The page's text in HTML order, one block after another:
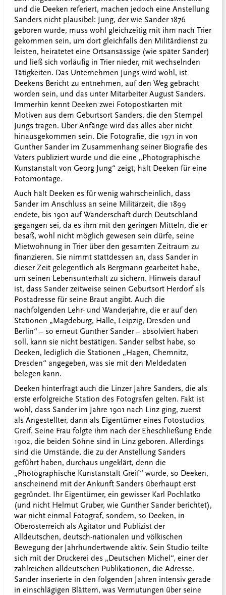
und die Deeken referiert, machen jedoch eine Anstellung
Sanders nicht plausibel: Jung, der wie Sander 1876
geboren wurde, muss wohl gleichzeitig mit ihm nach Trier
gekommen sein, um dort gleichfalls den Militärdienst zu
leisten, heiratetet eine Ortsansässige (wie später Sander)
und ließ sich vorläufig in Trier nieder, mit wechselnden
Tätigkeiten. Das Unternehmen Jungs wird wohl, ist
Deekens Bericht zu entnehmen, auf den Weg gebracht
worden sein, und das unter Mitarbeiter August Sanders.
Immerhin kennt Deeken zwei Fotopostkarten mit
Motiven aus dem Geburtsort Sanders, die den Stempel
Jungs tragen. Über Anfänge wird das alles aber nicht
hinausgekommen sein. Die Fotografie, die 1971 in von
Gunther Sander im Zusammenhang seiner Biografie des
Vaters publiziert wurde und die eine „Photographische
Kunstanstalt von Georg Jung“ zeigt, hält Deeken für eine
Fotomontage.
Auch hält Deeken es für wenig wahrscheinlich, dass
Sander im Anschluss an seine Militärzeit, die 1899
endete, bis 1901 auf Wanderschaft durch Deutschland
gegangen sei, da es ihm mit den geringen Mitteln, die er
besaß, wohl nicht möglich gewesen sein dürfe, seine
Mietwohnung in Trier über den gesamten Zeitraum zu
finanzieren. Sie nimmt stattdessen an, dass Sander in
dieser Zeit gelegentlich als Bergmann gearbeitet habe,
um seinen Lebensunterhalt zu sichern. Hinweis darauf
ist, dass Sander zeitweise seinen Geburtsort Herdorf als
Postadresse für seine Braut angibt. Auch die
nachfolgenden Lehr- und Wanderjahre, die er auf den
Stationen „Magdeburg, Halle, Leipzig, Dresden und
Berlin“ – so erneut Gunther Sander – absolviert haben
soll, kann sie nicht bestätigen. Sander selbst habe, so
Deeken, lediglich die Stationen „Hagen, Chemnitz,
Dresden“ angegeben, was sie mit den Meldedaten
belegen kann.
Deeken hinterfragt auch die Linzer Jahre Sanders, die als
erste erfolgreiche Station des Fotografen gelten. Fakt ist
wohl, dass Sander im Jahre 1901 nach Linz ging, zuerst
als Angestellter, dann als Eigentümer eines Fotostudios
Greif. Seine Frau folgte ihm nach der Eheschließung Ende
1902, die beiden Söhne sind in Linz geboren. Allerdings
sind die Umstände, die zu der Anstellung Sanders
geführt haben, durchaus ungeklärt, denn die
„Photographische Kunstanstalt Greif“ wurde, so Deeken,
anscheinend mit der Ankunft Sanders überhaupt erst
gegründet. Ihr Eigentümer, ein gewisser Karl Pochlatko
(und nicht Helmut Gruber, wie Gunther Sander berichtet),
war nicht einmal Fotograf, sondern, so Deeken, in
Oberösterreich als Agitator und Publizist der
Alldeutschen, deutsch-nationalen und völkischen
Bewegung der Jahrhundertwende aktiv. Sein Studio teilte
sich mit der Druckerei des „Deutschen Michel“, einer der
zahlreichen alldeutschen Publikationen, die Adresse.
Sander inserierte in den folgenden Jahren intensiv gerade
in einschlägigen Blättern, was Vermutungen über seine